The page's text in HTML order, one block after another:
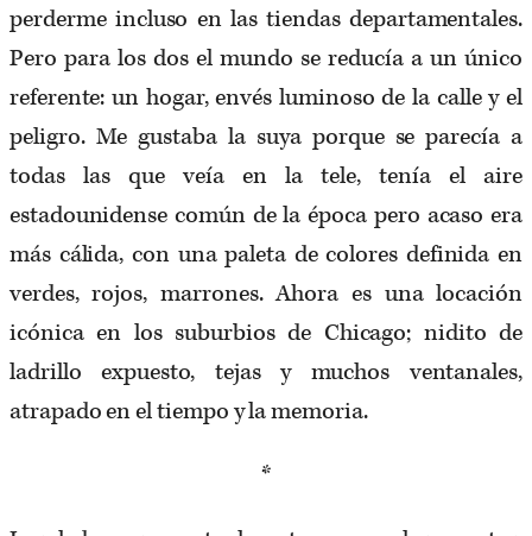
perderme incluso en las tiendas departamentales.
Pero para los dos el mundo se reducía a un único
referente: un hogar, envés luminoso de la calle y el
peligro. Me gustaba la suya porque se parecía a
todas las que veía en la tele, tenía el aire
estadounidense común de la época pero acaso era
más cálida, con una paleta de colores definida en
verdes, rojos, marrones. Ahora es una locación
icónica en los suburbios de Chicago; nidito de
ladrillo expuesto, tejas y muchos ventanales,
atrapado en el tiempo y la memoria.
*